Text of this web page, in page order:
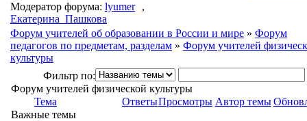
Модератор форума: lyumer
,
Екатерина_Пашкова
Форум учителей об образовании в России и мире » Форум
педагогов по предметам, разделам » Форум учителей
культуры
Фильтр по:
Форум учителей физической культуры
Тема
ОтветыПросмотры Автор темы
Важные темы